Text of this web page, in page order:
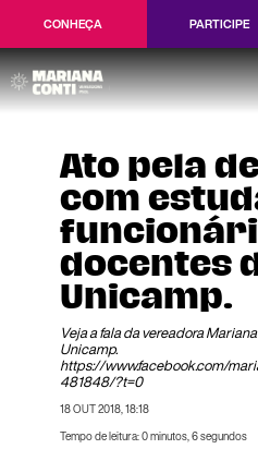
CONHEÇA PARTICIPE
Ato pela
com
docentes
Unicamp.
Veja a fala da vereadora
Unicamp.
https://www.facebook.com/
481848/?t=0
18 OUT 2018, 18:18
Tempo de leitura: 0 minutos, 6 segundos